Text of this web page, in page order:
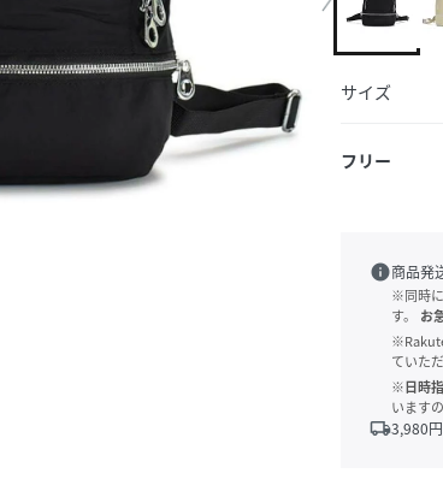
サイズ
フリー
info商品発
※同時
す。
お
ていた
※日時
います
local_shipping3,980